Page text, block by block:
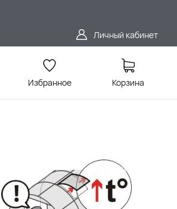
Личный кабинет
Избранное Корзина